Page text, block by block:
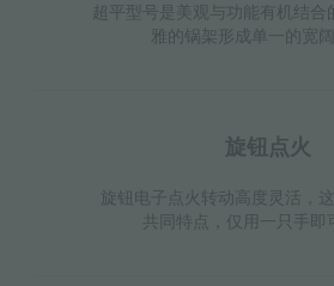
超平型号是美观与功能有机结合
雅的锅架形成单一的宽阔
旋钮点火
旋钮电子点火转动高度灵活，
共同特点，仅用一只手即